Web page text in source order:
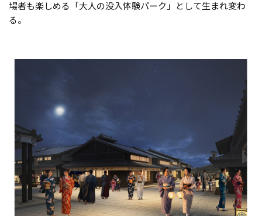
場者も楽しめる「大人の没入体験パーク」として生まれ変わ
る。